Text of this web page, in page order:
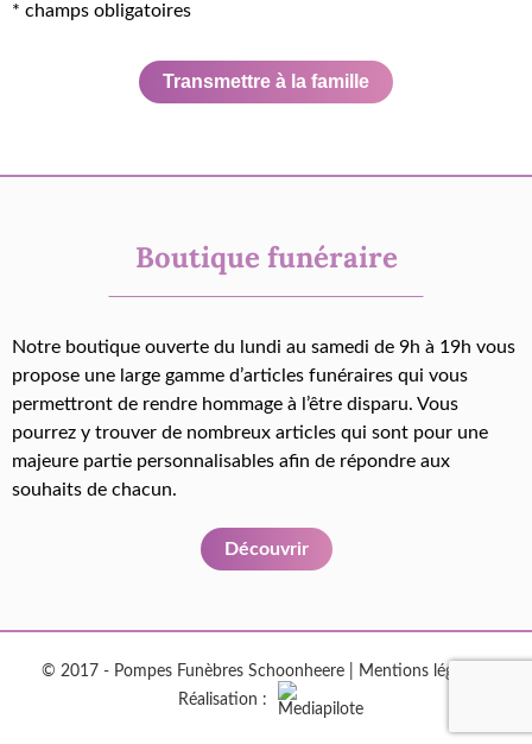
* champs obligatoires
Transmettre à la famille
Boutique funéraire
Notre boutique ouverte du lundi au samedi de 9h à 19h vous
propose une large gamme d’articles funéraires qui vous
permettront de rendre hommage à l’être disparu. Vous
pourrez y trouver de nombreux articles qui sont pour une
majeure partie personnalisables afin de répondre aux
souhaits de chacun.
Découvrir
© 2017 - Pompes Funèbres Schoonheere | Mentions légales
Réalisation :